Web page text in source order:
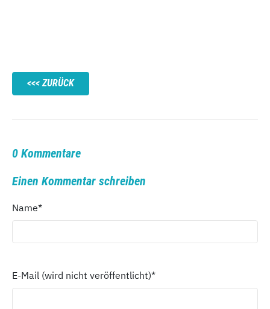
ZURÜCK
0 Kommentare
Einen Kommentar schreiben
Name*
E-Mail (wird nicht veröffentlicht)*